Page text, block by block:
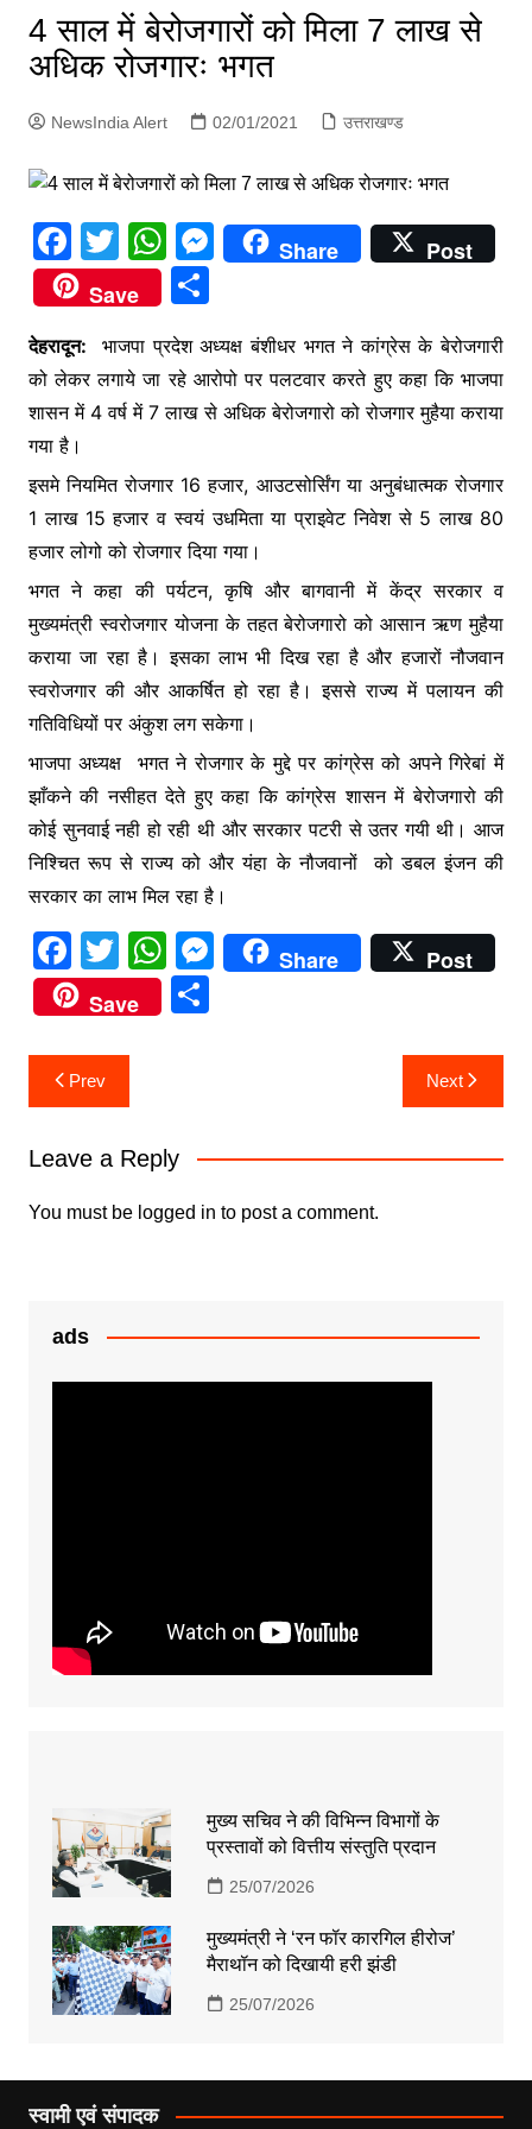
4 साल में बेरोजगारों को मिला 7 लाख से
अधिक रोजगारः भगत
NewsIndia Alert 02/01/2021 उत्तराखण्ड
F
a
c
e
b
o
o
k
T
w
itt
er
W
h
at
s
A
p
p
M
e
s
e
n
g
er
Share
Post
Save
S
ar
e
देहरादून: भाजपा प्रदेश अध्यक्ष बंशीधर भगत ने कांग्रेस के बेरोजगारी
को लेकर लगाये जा रहे आरोपो पर पलटवार करते हुए कहा कि भाजपा
शासन में 4 वर्ष में 7 लाख से अधिक बेरोजगारो को रोजगार मुहैया कराया
गया है।
इसमे नियमित रोजगार 16 हजार, आउटसोर्सिंग या अनुबंधात्मक रोजगार
1 लाख 15 हजार व स्वयं उधमिता या प्राइवेट निवेश से 5 लाख 80
हजार लोगो को रोजगार दिया गया।
भगत ने कहा की पर्यटन, कृषि और बागवानी में केंद्र सरकार व
मुख्यमंत्री स्वरोजगार योजना के तहत बेरोजगारो को आसान ऋण मुहैया
कराया जा रहा है। इसका लाभ भी दिख रहा है और हजारों नौजवान
स्वरोजगार की और आकर्षित हो रहा है। इससे राज्य में पलायन की
गतिविधियों पर अंकुश लग सकेगा।
भाजपा अध्यक्ष भगत ने रोजगार के मुद्दे पर कांग्रेस को अपने गिरेबां में
झाँकने की नसीहत देते हुए कहा कि कांग्रेस शासन में बेरोजगारो की
कोई सुनवाई नही हो रही थी और सरकार पटरी से उतर गयी थी। आज
निश्चित रूप से राज्य को और यंहा के नौजवानों को डबल इंजन की
सरकार का लाभ मिल रहा है।
F
a
c
e
b
o
k
T
w
itt
er
W
h
at
p
p
M
e
er
Share
Post
Save
S
Post
navigation
Prev Next
Leave a Reply
You must be logged in to post a comment.
ads
मुख्य सचिव ने की विभिन्न विभागों के
प्रस्तावों को वित्तीय संस्तुति प्रदान
25/07/2026
मुख्यमंत्री ने ‘रन फॉर कारगिल हीरोज’
मैराथॉन को दिखायी हरी झंडी
25/07/2026
स्वामी एवं संपादक